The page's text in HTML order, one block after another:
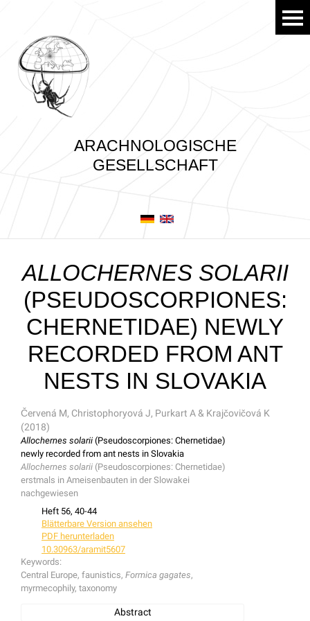
ARACHNOLOGISCHE
GESELLSCHAFT
ALLOCHERNES SOLARII
(PSEUDOSCORPIONES:
CHERNETIDAE) NEWLY
RECORDED FROM ANT
NESTS IN SLOVAKIA
Červená M, Christophoryová J, Purkart A & Krajčovičová K
(2018)
Allochernes solarii (Pseudoscorpiones: Chernetidae)
newly recorded from ant nests in Slovakia
Allochernes solarii (Pseudoscorpiones: Chernetidae)
erstmals in Ameisenbauten in der Slowakei
nachgewiesen
Heft 56, 40-44
Blätterbare Version ansehen
PDF herunterladen
10.30963/aramit5607
Keywords:
Central Europe, faunistics, Formica gagates,
myrmecophily, taxonomy
Abstract